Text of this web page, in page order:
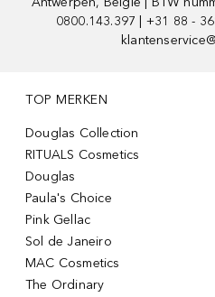
0800.143.397 | +31 88 -
TOP MERKEN
Douglas Collection
RITUALS Cosmetics
Douglas
Paula's Choice
Pink Gellac
Sol de Janeiro
MAC Cosmetics
The Ordinary